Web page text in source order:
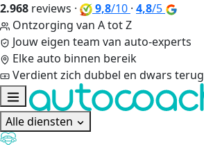
2.968 reviews · 9,8/10 · 4,8/5
Ontzorging van A tot Z
Jouw eigen team van auto-experts
Elke auto binnen bereik
Verdient zich dubbel en dwars terug
Alle diensten